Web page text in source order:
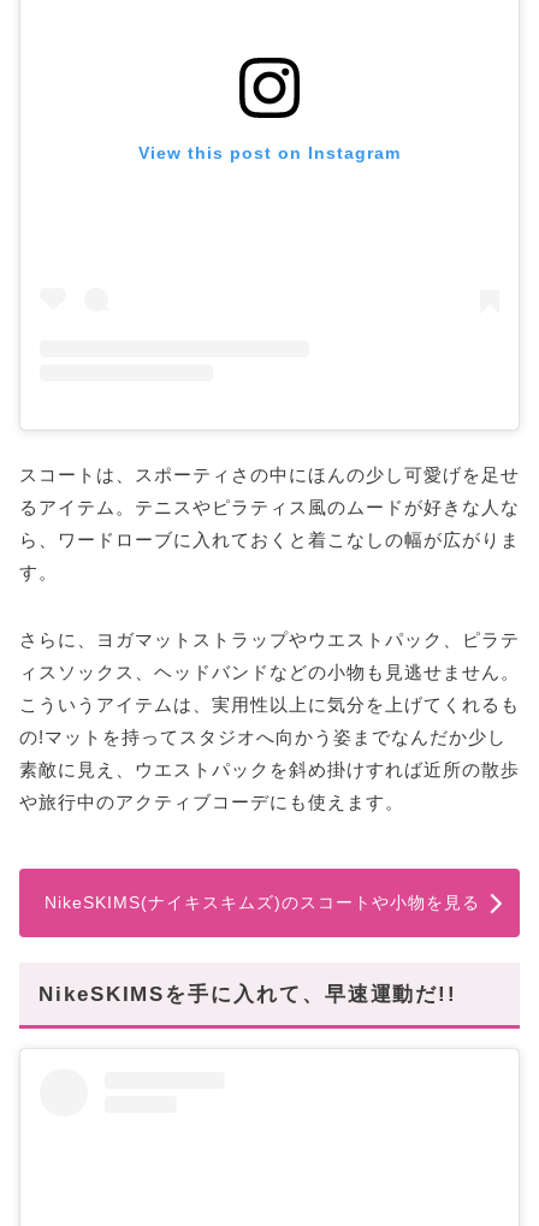
View this post on Instagram
スコートは、スポーティさの中にほんの少し可愛げを足せ
るアイテム。テニスやピラティス風のムードが好きな人な
ら、ワードローブに入れておくと着こなしの幅が広がりま
す。
さらに、ヨガマットストラップやウエストパック、ピラテ
ィスソックス、ヘッドバンドなどの小物も見逃せません。
こういうアイテムは、実用性以上に気分を上げてくれるも
の!マットを持ってスタジオへ向かう姿までなんだか少し
素敵に見え、ウエストパックを斜め掛けすれば近所の散歩
や旅行中のアクティブコーデにも使えます。
NikeSKIMS(ナイキスキムズ)のスコートや小物を見る
NikeSKIMSを手に入れて、早速運動だ!!